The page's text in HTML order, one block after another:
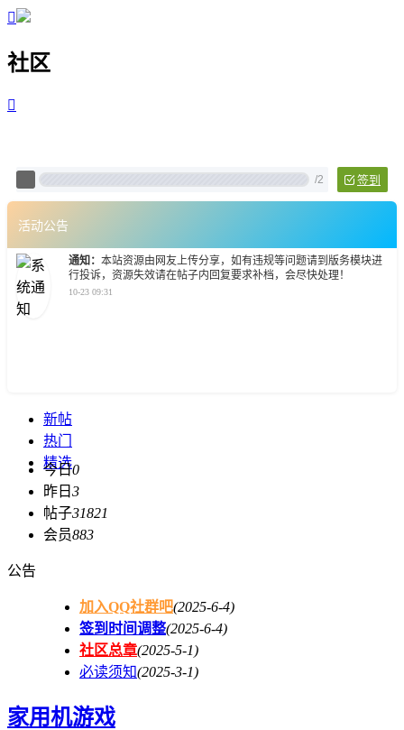

社区

Pixtech 社区 - 云计算、Linux
/2 签到
活动公告
通知： 本站资源由网友上传分享，如有违规等问题请到版务模块进
行投诉，资源失效请在帖子内回复要求补档，会尽快处理！
10-23 09:31
新帖
热门
精选
今日0
昨日 3
帖子31821
会员883
公告
加入QQ社群吧(2025-6-4)
签到时间调整(2025-6-4)
社区总章(2025-5-1)
必读须知(2025-3-1)
家用机游戏